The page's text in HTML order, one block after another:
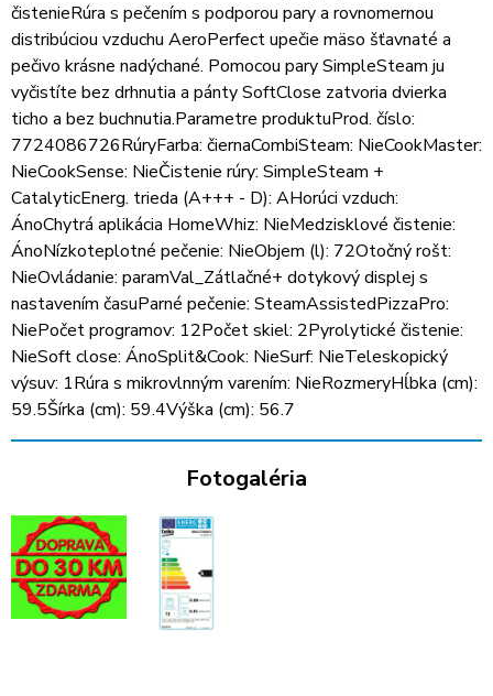
čistenieRúra s pečením s podporou pary a rovnomernou
distribúciou vzduchu AeroPerfect upečie mäso šťavnaté a
pečivo krásne nadýchané. Pomocou pary SimpleSteam ju
vyčistíte bez drhnutia a pánty SoftClose zatvoria dvierka
ticho a bez buchnutia.Parametre produktuProd. číslo:
7724086726RúryFarba: čiernaCombiSteam: NieCookMaster:
NieCookSense: NieČistenie rúry: SimpleSteam +
CatalyticEnerg. trieda (A+++ - D): AHorúci vzduch:
ÁnoChytrá aplikácia HomeWhiz: NieMedzisklové čistenie:
ÁnoNízkoteplotné pečenie: NieObjem (l): 72Otočný rošt:
NieOvládanie: paramVal_Zátlačné+ dotykový displej s
nastavením časuParné pečenie: SteamAssistedPizzaPro:
NiePočet programov: 12Počet skiel: 2Pyrolytické čistenie:
NieSoft close: ÁnoSplit&Cook: NieSurf: NieTeleskopický
výsuv: 1Rúra s mikrovlnným varením: NieRozmeryHĺbka (cm):
59.5Šírka (cm): 59.4Výška (cm): 56.7
Fotogaléria